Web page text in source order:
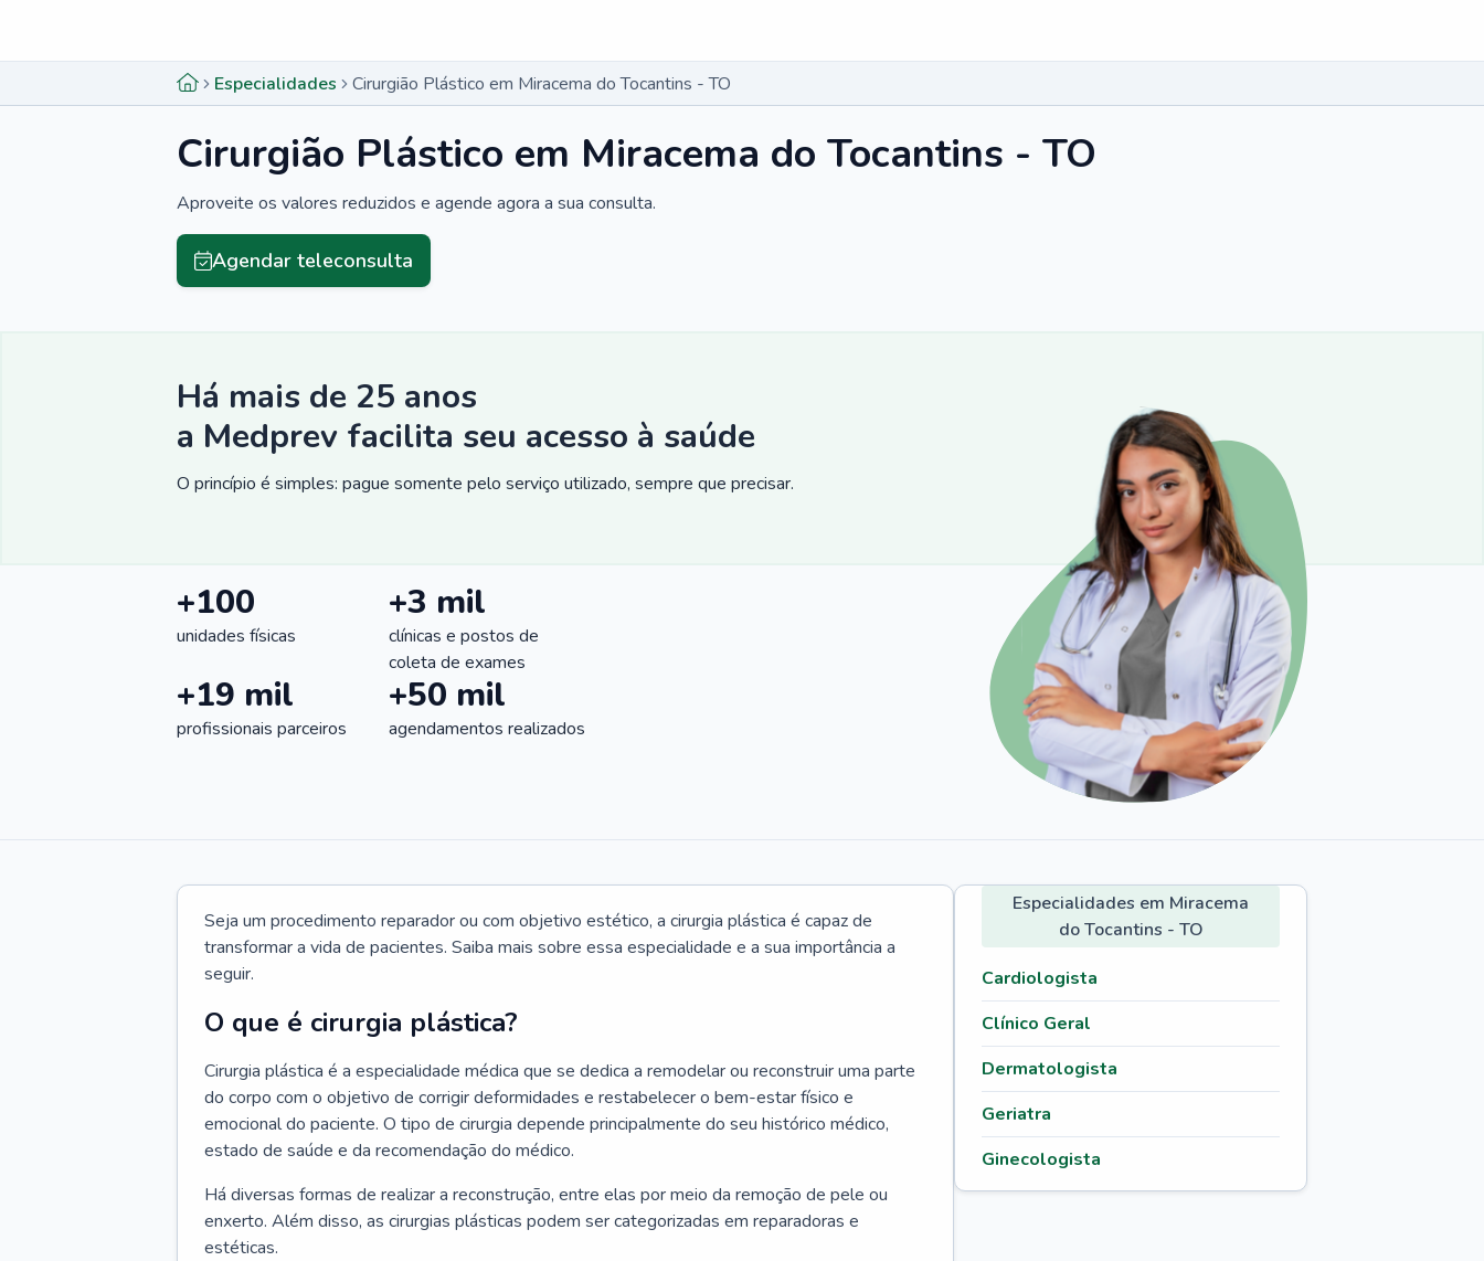
Especialidades Cirurgião Plástico em Miracema do Tocantins - TO
Cirurgião Plástico em Miracema do Tocantins - TO
Aproveite os valores reduzidos e agende agora a sua consulta.
Agendar teleconsulta
Há mais de 25 anos
a Medprev facilita seu acesso à saúde
O princípio é simples: pague somente pelo serviço utilizado, sempre que precisar.
+100
unidades físicas
+3 mil
clínicas e postos de
coleta de exames
+19 mil
profissionais parceiros
+50 mil
agendamentos realizados
Seja um procedimento reparador ou com objetivo estético, a cirurgia plástica é capaz de
transformar a vida de pacientes. Saiba mais sobre essa especialidade e a sua importância a
seguir.
O que é cirurgia plástica?
Cirurgia plástica é a especialidade médica que se dedica a remodelar ou reconstruir uma parte
do corpo com o objetivo de corrigir deformidades e restabelecer o bem-estar físico e
emocional do paciente. O tipo de cirurgia depende principalmente do seu histórico médico,
estado de saúde e da recomendação do médico.
Há diversas formas de realizar a reconstrução, entre elas por meio da remoção de pele ou
enxerto. Além disso, as cirurgias plásticas podem ser categorizadas em reparadoras e
estéticas.
Especialidades em Miracema
do Tocantins - TO
Cardiologista
Clínico Geral
Dermatologista
Geriatra
Ginecologista